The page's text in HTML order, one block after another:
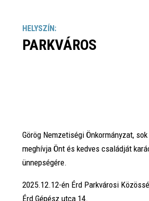
HELYSZÍN:
PARKVÁROS
Görög Nemzetiségi Önkormányzat,
meghívja Önt és kedves családját
ünnepségére.
2025.12.12-én Érd Parkvárosi
Érd Gépész utca 14.